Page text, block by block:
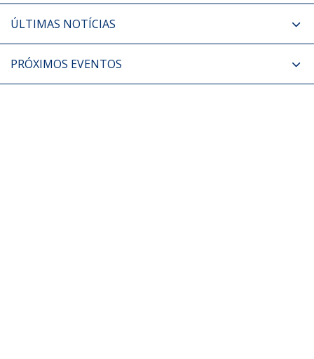
ÚLTIMAS NOTÍCIAS
PRÓXIMOS EVENTOS